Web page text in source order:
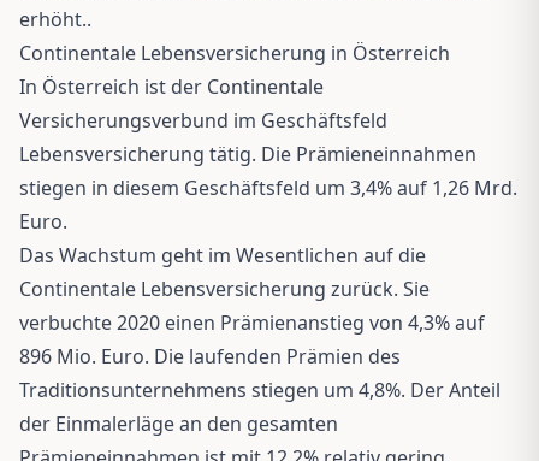
erhöht..
Continentale Lebensversicherung in Österreich
In Österreich ist der Continentale
Versicherungsverbund im Geschäftsfeld
Lebensversicherung tätig. Die Prämieneinnahmen
stiegen in diesem Geschäftsfeld um 3,4% auf 1,26 Mrd.
Euro.
Das Wachstum geht im Wesentlichen auf die
Continentale Lebensversicherung zurück. Sie
verbuchte 2020 einen Prämienanstieg von 4,3% auf
896 Mio. Euro. Die laufenden Prämien des
Traditionsunternehmens stiegen um 4,8%. Der Anteil
der Einmalerläge an den gesamten